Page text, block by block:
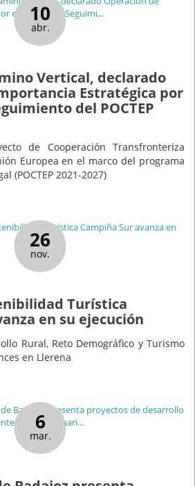
10
abr.
Vertical, declarado
Estratégica por
del POCTEP
de Cooperación Transfronteriza
Europea en el marco del programa
(POCTEP 2021-2027)
26
nov.
Turística
en su ejecución
Rural, Reto Demográfico y Turismo
en Llerena
6
mar.